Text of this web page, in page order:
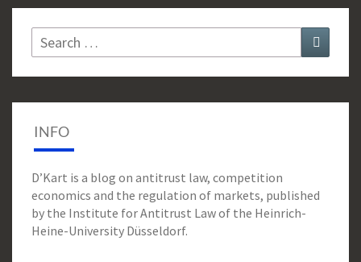
Search
for:
Search
INFO
D’Kart is a blog on antitrust law, competition
economics and the regulation of markets, published
by the Institute for Antitrust Law of the Heinrich-
Heine-University Düsseldorf.